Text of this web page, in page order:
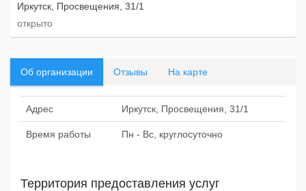
Иркутск, Просвещения, 31/1
открыто
Об организации Отзывы На карте
Адрес Иркутск, Просвещения, 31/1
Время работы Пн - Вс, круглосуточно
Территория предоставления услуг